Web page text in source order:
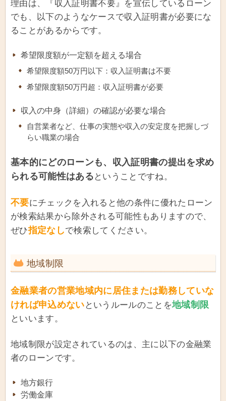
理由は、『収入証明書不要』を宣伝しているローン
でも、以下のようなケースで収入証明書が必要にな
ることがあるからです。
希望限度額が一定額を超える場合
希望限度額50万円以下：収入証明書は不要
希望限度額50万円超：収入証明書が必要
収入の中身（詳細）の確認が必要な場合
自営業者など、仕事の実態や収入の安定度を把握しづ
らい職業の場合
基本的にどのローンも、収入証明書の提出を求め
られる可能性はある ということですね。
不要にチェックを入れると他の条件に優れたローン
が検索結果から除外される可能性もありますので、
ぜひ指定なしで検索してください。
地域制限
金融業者の営業地域内に居住または勤務していな
ければ申込めない というルールのことを地域制限
といいます。
地域制限が設定されているのは、主に以下の金融業
者のローンです。
地方銀行
労働金庫